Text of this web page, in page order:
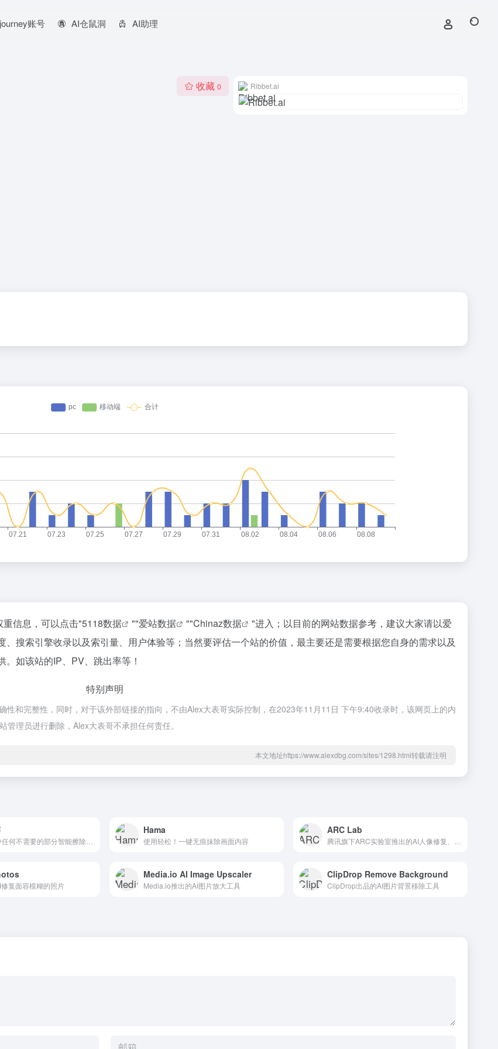
账号 AI仓鼠洞 AI助理
收藏 0 Ribbet.ai
信息，可以点击"5118数据 ""爱站数据 ""Chinaz数据
"进入；以目前的网站数据参考，建议大家请以爱
搜索引擎收录以及索引量、用户体验等；当然要评估一个站的价值，最主要还是需要根据您自身的需求以及
如该站的IP、PV、跳出率等！
特别声明
和完整性，同时，对于该外部链接的指向，不由Alex大表哥实际控制，在2023年11月11日 下午9:40收录时，该网页上的内
理员进行删除，Alex大表哥不承担任何责任。
本文地址https://www.alexdbg.com/sites/1298.html转载请注明
Hama
使用轻松！一键无痕抹除画面内容
ARC Lab
复面容模糊的照片
Media.io AI Image Upscaler
Media.io推出的AI图片放大工具
ClipDrop Remove Background
ClipDrop出品的AI图片背景移除工具